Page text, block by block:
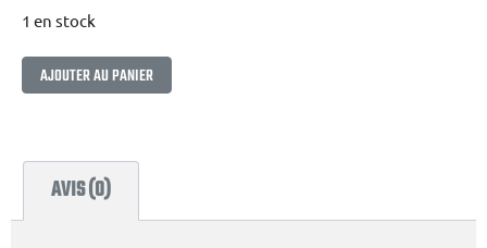
1 en stock
AJOUTER AU PANIER
AVIS (0)